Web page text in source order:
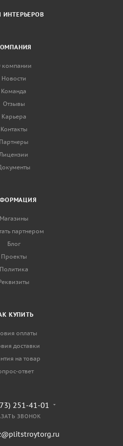
ИНТЕРЬЕРОВ
компании
Новости
Команда
Отзывы
Карьера
Контакты
Партнеры
Магазины
партнером
Блог
Проекты
Политика
КУПИТЬ
оплаты
доставки
на товар
ответ
251-41-01
ЗВОНОК